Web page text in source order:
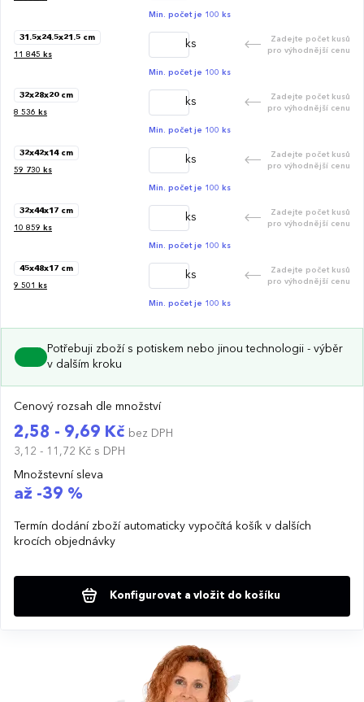
Min. počet je 100 ks
31.5x24.5x21.5 cm
11 845 ks
ks
Zadejte počet kusů
pro výhodnější cenu
Min. počet je 100 ks
32x28x20 cm
8 536 ks
ks
Zadejte počet kusů
pro výhodnější cenu
Min. počet je 100 ks
32x42x14 cm
59 730 ks
ks
Zadejte počet kusů
pro výhodnější cenu
Min. počet je 100 ks
32x44x17 cm
10 859 ks
ks
Zadejte počet kusů
pro výhodnější cenu
Min. počet je 100 ks
45x48x17 cm
9 501 ks
ks
Zadejte počet kusů
pro výhodnější cenu
Min. počet je 100 ks
Potřebuji zboží s potiskem nebo jinou technologii - výběr
v dalším kroku
Cenový rozsah dle množství
2,58 - 9,69 Kč bez DPH
3,12 - 11,72 Kč s DPH
Množstevní sleva
až -39 %
Termín dodání zboží automaticky vypočítá košík v dalších
krocích objednávky
Konfigurovat a vložit do košíku